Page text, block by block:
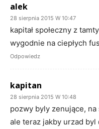
alek
28 sierpnia 2015 W 10:47
kapitał społeczny z
wygodnie na ciepłych
Odpowiedz
kapitan
28 sierpnia 2015 W 10:48
pozwy byly zenujące,
ale teraz jakby urzad